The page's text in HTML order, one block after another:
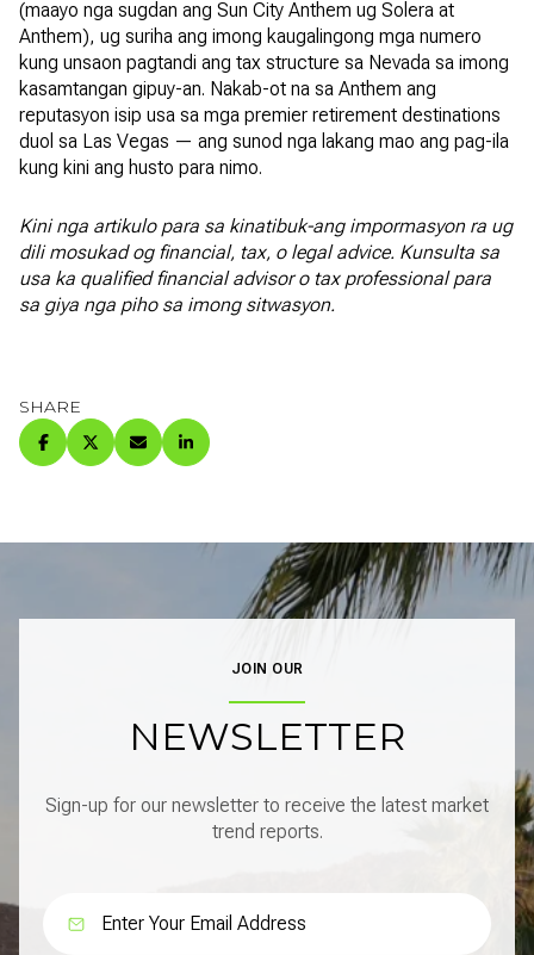
(maayo nga sugdan ang Sun City Anthem ug Solera at
Anthem), ug suriha ang imong kaugalingong mga numero
kung unsaon pagtandi ang tax structure sa Nevada sa imong
kasamtangan gipuy-an. Nakab-ot na sa Anthem ang
reputasyon isip usa sa mga premier retirement destinations
duol sa Las Vegas — ang sunod nga lakang mao ang pag-ila
kung kini ang husto para nimo.
Kini nga artikulo para sa kinatibuk-ang impormasyon ra ug
dili mosukad og financial, tax, o legal advice. Kunsulta sa
usa ka qualified financial advisor o tax professional para
sa giya nga piho sa imong sitwasyon.
SHARE
JOIN OUR
NEWSLETTER
Sign-up for our newsletter to receive the latest market
trend reports.